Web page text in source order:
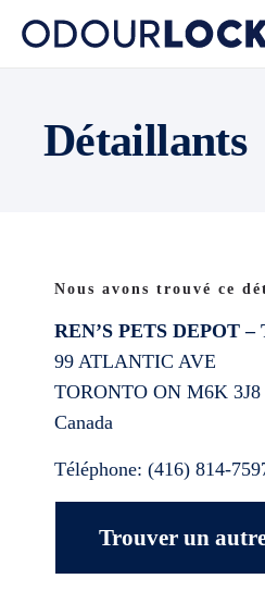
Détaillants
Nous avons trouvé ce
REN’S PETS DEPOT –
99 ATLANTIC AVE
TORONTO ON M6K 3J8
Canada
Téléphone: (416) 814-
Trouver un